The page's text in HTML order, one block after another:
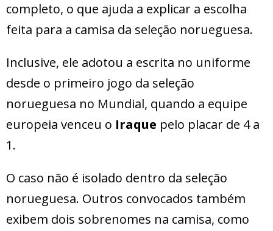
completo, o que ajuda a explicar a escolha
feita para a camisa da seleção norueguesa.
Inclusive, ele adotou a escrita no uniforme
desde o primeiro jogo da seleção
norueguesa no Mundial, quando a equipe
europeia venceu o Iraque pelo placar de 4 a
1.
O caso não é isolado dentro da seleção
norueguesa. Outros convocados também
exibem dois sobrenomes na camisa, como